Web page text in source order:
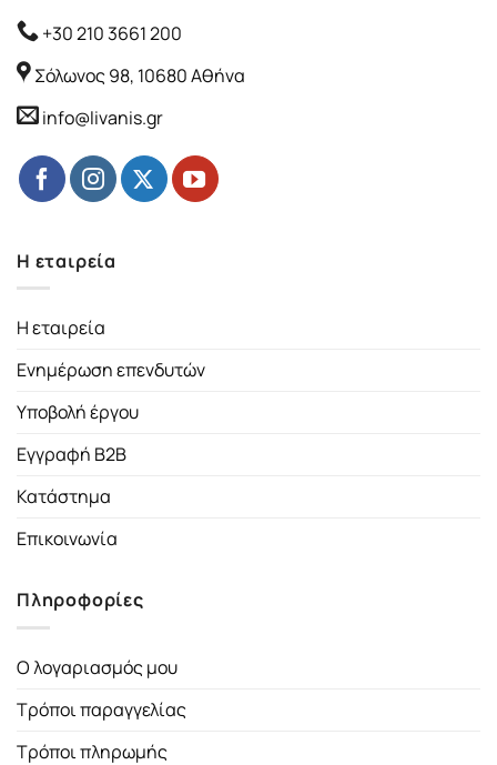
+30 210 3661 200
Σόλωνος 98, 10680 Αθήνα
info@livanis.gr
Η εταιρεία
Η εταιρεία
Ενημέρωση επενδυτών
Υποβολή έργου
Εγγραφή B2B
Κατάστημα
Επικοινωνία
Πληροφορίες
Ο λογαριασμός μου
Τρόποι παραγγελίας
Τρόποι πληρωμής